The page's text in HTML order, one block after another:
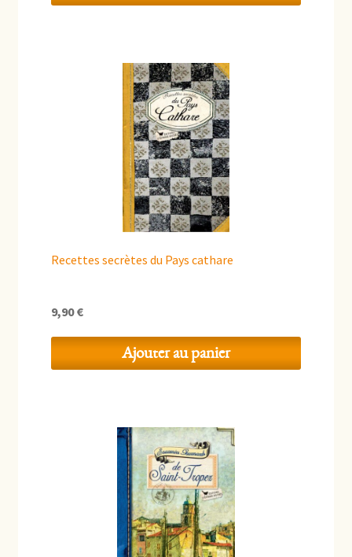
Recettes secrètes du Pays cathare
9,90€
Ajouter au panier